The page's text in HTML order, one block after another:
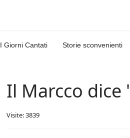
I Giorni Cantati Storie sconvenienti
Il Marcco dice
Visite: 3839